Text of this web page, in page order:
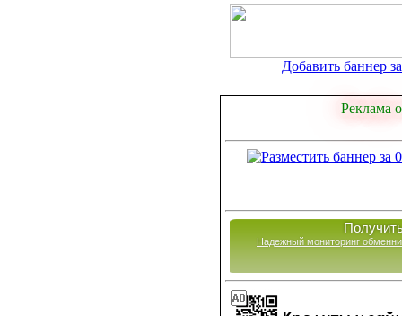
Добавить баннер
Реклама
Надежный мониторинг